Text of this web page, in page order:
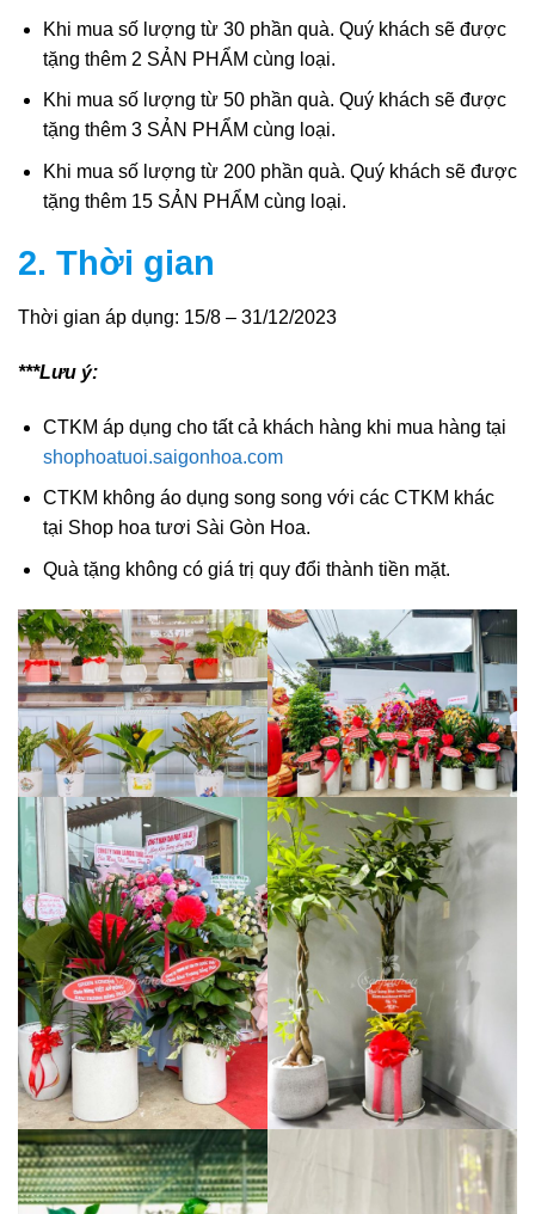
Khi mua số lượng từ 30 phần quà. Quý khách sẽ được
tặng thêm 2 SẢN PHẨM cùng loại.
Khi mua số lượng từ 50 phần quà. Quý khách sẽ được
tặng thêm 3 SẢN PHẨM cùng loại.
Khi mua số lượng từ 200 phần quà. Quý khách sẽ được
tặng thêm 15 SẢN PHẨM cùng loại.
2. Thời gian
Thời gian áp dụng: 15/8 – 31/12/2023
***Lưu ý:
CTKM áp dụng cho tất cả khách hàng khi mua hàng tại
shophoatuoi.saigonhoa.com
CTKM không áo dụng song song với các CTKM khác
tại Shop hoa tươi Sài Gòn Hoa.
Quà tặng không có giá trị quy đổi thành tiền mặt.